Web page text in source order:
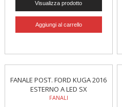
FANALE POST. FORD KUGA 2016
ESTERNO A LED SX
FANALI